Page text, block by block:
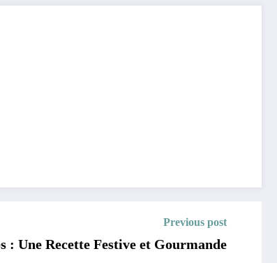
Previous post
: Une Recette Festive et Gourmande